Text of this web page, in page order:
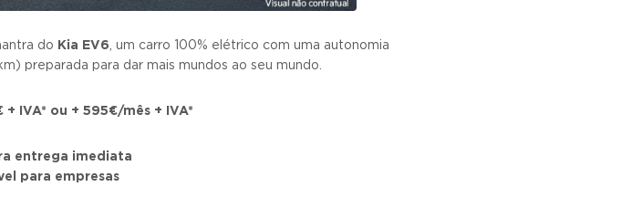
do Kia EV6 , um carro 100% elétrico com uma autonomia
preparada para dar mais mundos ao seu mundo.
IVA* ou + 595€/mês + IVA*
entrega imediata
para empresas